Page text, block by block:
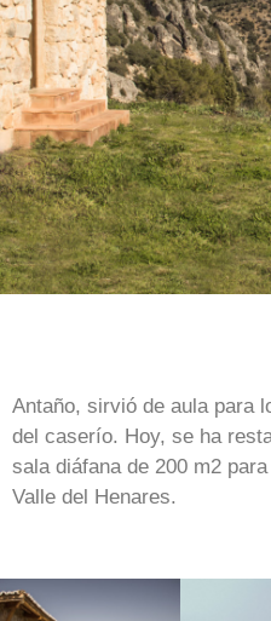
Antaño, sirvió de aula para
del caserío. Hoy, se ha
sala diáfana de 200 m2
Valle del Henares.